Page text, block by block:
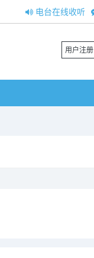
电台在线收听
用户注册